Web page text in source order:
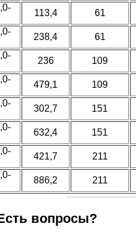
113,4 61
238,4 61
236 109
479,1 109
302,7 151
632,4 151
421,7 211
886,2 211
вопросы?